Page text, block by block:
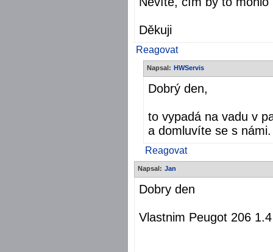
Děkuji
Reagovat
Napsal: HWServis
Dobrý den,
to vypadá na vadu v
a domluvíte se s
Reagovat
Napsal: Jan
Dobry den
Vlastnim Peugot 206